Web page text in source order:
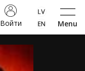
Menu
Войти